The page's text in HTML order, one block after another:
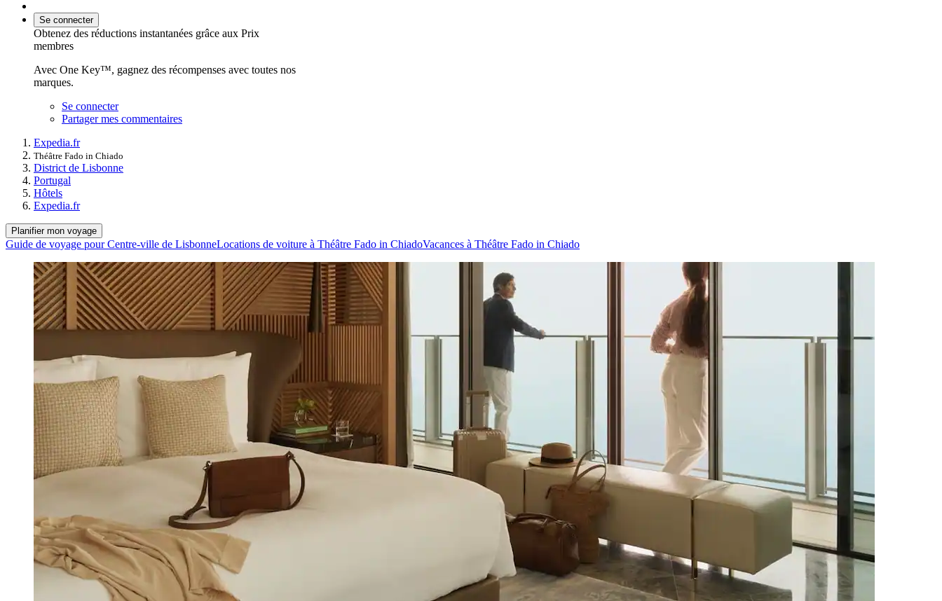
Se connecter
Obtenez des réductions instantanées grâce aux Prix
membres
Avec One Key™, gagnez des récompenses avec toutes nos
marques.
Se connecter
Partager mes commentaires
Expedia.fr
Théâtre Fado in Chiado
District de Lisbonne
Portugal
Hôtels
Expedia.fr
Planifier mon voyage
Guide de voyage pour Centre-ville de LisbonneLocations de voiture à Théâtre Fado in ChiadoVacances à Théâtre Fado in Chiado